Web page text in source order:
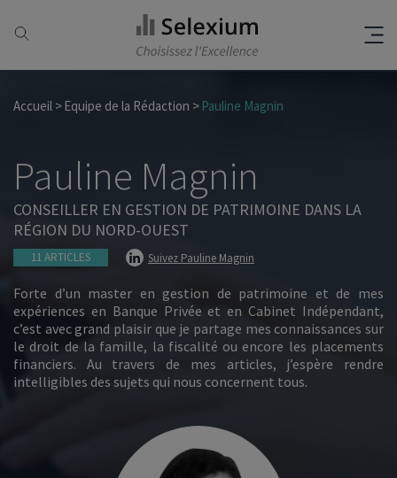
Accueil Equipe de la Rédaction Pauline Magnin
Pauline Magnin
CONSEILLER EN GESTION DE PATRIMOINE DANS LA
RÉGION DU NORD-OUEST
11 ARTICLES Suivez Pauline Magnin
Forte d’un master en gestion de patrimoine et de mes
expériences en Banque Privée et en Cabinet Indépendant,
c’est avec grand plaisir que je partage mes connaissances sur
le droit de la famille, la fiscalité ou encore les placements
financiers. Au travers de mes articles, j’espère rendre
intelligibles des sujets qui nous concernent tous.